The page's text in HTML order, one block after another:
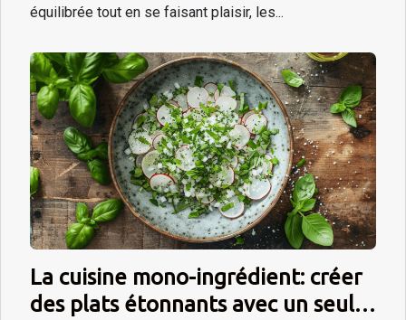
équilibrée tout en se faisant plaisir, les...
La cuisine mono-ingrédient: créer
des plats étonnants avec un seul